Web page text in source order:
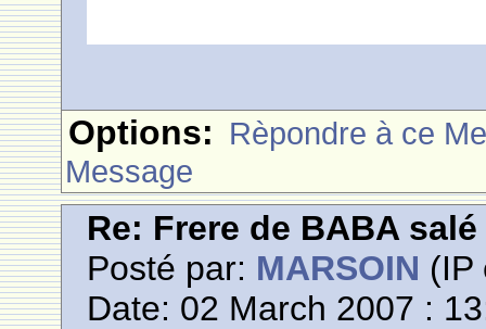
Options: Rèpondre à ce
Message
Re: Frere de BABA salé
Posté par: MARSOIN (IP
Date: 02 March 2007 :